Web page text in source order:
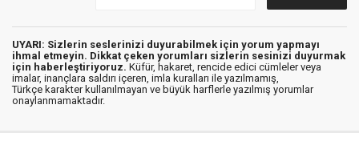
UYARI: Sizlerin seslerinizi duyurabilmek için yorum yapmayı
ihmal etmeyin. Dikkat çeken yorumları sizlerin sesinizi duyurmak
için haberleştiriyoruz. Küfür, hakaret, rencide edici cümleler veya
imalar, inançlara saldırı içeren, imla kuralları ile yazılmamış,
Türkçe karakter kullanılmayan ve büyük harflerle yazılmış yorumlar
onaylanmamaktadır.